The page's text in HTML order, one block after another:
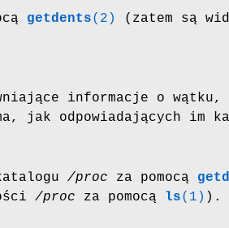
getdents(2)
(zatem są
informacje o wątku,
jak odpowiadających im
/proc za pomocą
/proc za pomocą ls(1) ).